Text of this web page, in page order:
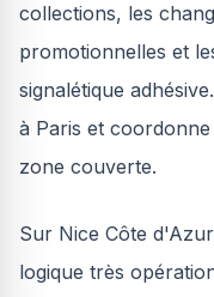
collections, les
promotionnelles et
signalétique
à Paris et
zone couverte.
Sur Nice Côte
logique très